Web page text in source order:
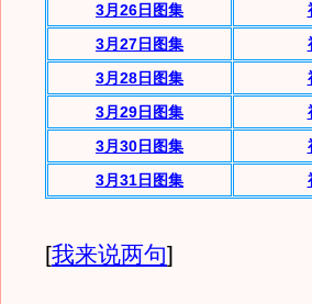
3月 26日图集
3月 27日图集
3月 28日图集
3月 29日图集
3月 30日图集
3月 31日图集
[我来说两句]